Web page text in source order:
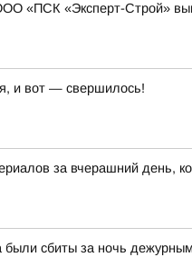
«ПСК «Эксперт-Строй»
и вот — свершилось!
за вчерашний день,
были сбиты за ночь